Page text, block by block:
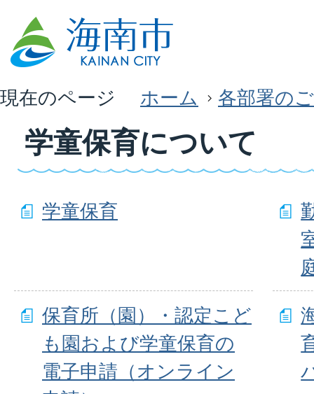
現在のページ ホーム 各部署の
学童保育について
学童保育
保育所（園）・認定こど
も園および学童保育の
電子申請（オンライン